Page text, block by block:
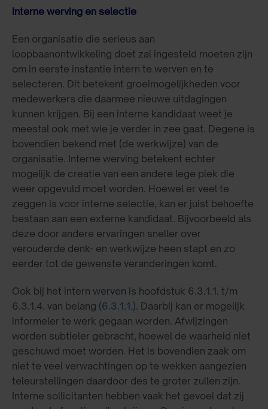
Interne werving en selectie
Een organisatie die serieus aan
loopbaanontwikkeling doet zal ingesteld moeten zijn
om in eerste instantie intern te werven en te
selecteren. Dit betekent groeimogelijkheden voor
medewerkers die daarmee nieuwe uitdagingen
kunnen krijgen. Bij een interne kandidaat weet je
meestal ook met wie je verder in zee gaat. Degene is
bovendien bekend met (de werkwijze) van de
organisatie. Interne werving betekent echter
mogelijk de creatie van een andere lege plek die
weer opgevuld moet worden. Hoewel er veel te
zeggen is voor interne selectie, kan er juist behoefte
bestaan aan een externe kandidaat. Bijvoorbeeld als
deze door andere ervaringen sneller over
verouderde denk- en werkwijze heen stapt en zo
eerder tot de gewenste veranderingen komt.
Ook bij het intern werven is hoofdstuk 6.3.1.1. t/m
6.3.1.4. van belang (6.3.1.1.). Daarbij kan er mogelijk
informeler te werk gegaan worden. Afwijzingen
worden subtieler gebracht, hoewel de waarheid niet
geschuwd moet worden. Het is bovendien zaak om
niet te veel verwachtingen op te wekken aangezien
teleurstellingen daardoor des te groter zullen zijn.
Interne sollicitanten hebben vaak het gevoel dat zij